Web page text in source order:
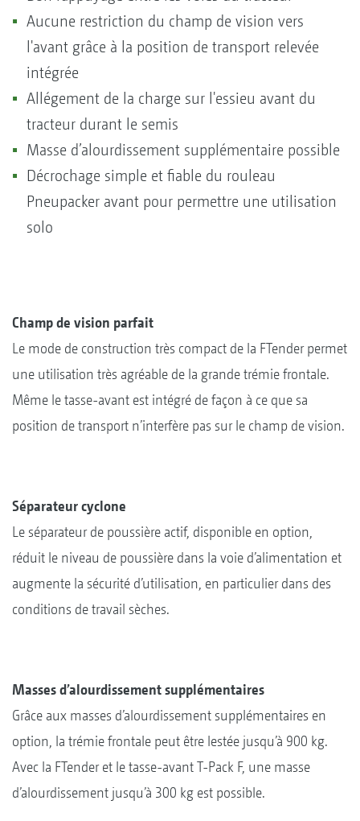
Aucune restriction du champ de vision vers
l'avant grâce à la position de transport relevée
intégrée
Allégement de la charge sur l'essieu avant du
tracteur durant le semis
Masse d’alourdissement supplémentaire possible
Décrochage simple et fiable du rouleau
Pneupacker avant pour permettre une utilisation
solo
Champ de vision parfait
Le mode de construction très compact de la FTender permet
une utilisation très agréable de la grande trémie frontale.
Même le tasse-avant est intégré de façon à ce que sa
position de transport n’interfère pas sur le champ de vision.
Séparateur cyclone
Le séparateur de poussière actif, disponible en option,
réduit le niveau de poussière dans la voie d’alimentation et
augmente la sécurité d’utilisation, en particulier dans des
conditions de travail sèches.
Masses d’alourdissement supplémentaires
Grâce aux masses d’alourdissement supplémentaires en
option, la trémie frontale peut être lestée jusqu’à 900 kg.
Avec la FTender et le tasse-avant T-Pack F, une masse
d’alourdissement jusqu’à 300 kg est possible.